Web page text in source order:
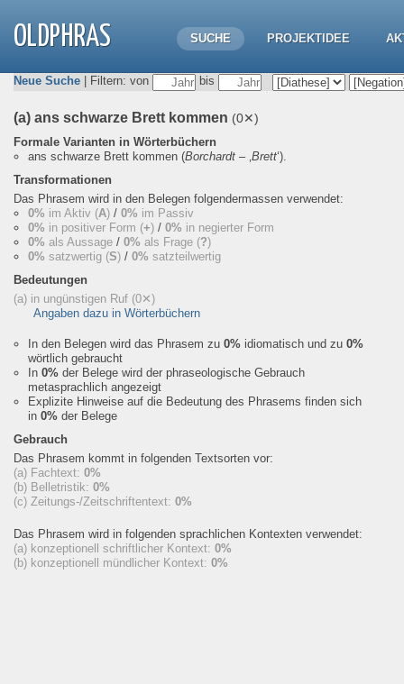
OLDPHRAS SUCHE PROJEKTIDEE
Neue Suche | Filtern: von bis
(a) ans schwarze Brett kommen (0✕)
Formale Varianten in Wörterbüchern
ans schwarze Brett kommen (Borchardt – ‚Brett‘).
Transformationen
Das Phrasem wird in den Belegen folgendermassen verwendet:
0% im Aktiv (A) / 0% im Passiv
0% in positiver Form (+) / 0% in negierter Form
0% als Aussage / 0% als Frage (?)
0% satzwertig (S) / 0% satzteilwertig
Bedeutungen
(a) in ungünstigen Ruf (0✕)
Angaben dazu in Wörterbüchern
In den Belegen wird das Phrasem zu 0% idiomatisch und zu 0%
wörtlich gebraucht
In 0% der Belege wird der phraseologische Gebrauch
metasprachlich angezeigt
Explizite Hinweise auf die Bedeutung des Phrasems finden sich
in 0% der Belege
Gebrauch
Das Phrasem kommt in folgenden Textsorten vor:
(a) Fachtext: 0%
(b) Belletristik: 0%
(c) Zeitungs-/Zeitschriftentext: 0%
Das Phrasem wird in folgenden sprachlichen Kontexten verwendet:
(a) konzeptionell schriftlicher Kontext: 0%
(b) konzeptionell mündlicher Kontext: 0%